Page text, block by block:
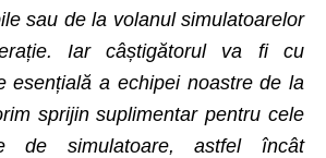
sau de la volanul simulatoarelor
Iar câștigătorul va fi cu
esențială a echipei noastre de la
sprijin suplimentar pentru cele
de simulatoare, astfel încât